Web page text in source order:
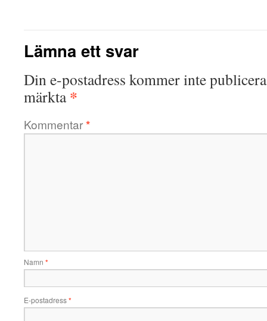
Lämna ett svar
Din e-postadress kommer inte
märkta*
Kommentar*
Namn *
E-postadress*